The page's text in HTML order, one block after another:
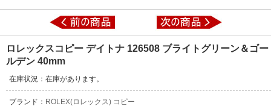
ロレックスコピー デイトナ 126508 ブライトグリーン＆ゴー
ルデン 40mm
在庫状況：在庫があります。
ブランド： ROLEX(ロレックス) コピー